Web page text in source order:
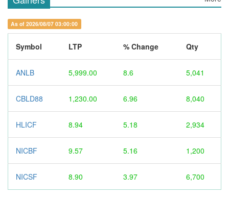
As of 2026/08/07 03:00:00
Symbol LTP % Change Qty
ANLB 5,999.00 8.6 5,041
CBLD88 1,230.00 6.96 8,040
HLICF 8.94 5.18 2,934
NICBF 9.57 5.16 1,200
NICSF 8.90 3.97 6,700